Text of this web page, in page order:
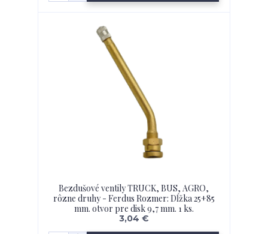
Bezdušové ventily TRUCK, BUS, AGRO,
rôzne druhy - Ferdus Rozmer: Dĺžka 25+85
mm. otvor pre disk 9,7 mm. 1 ks.
3,04 €